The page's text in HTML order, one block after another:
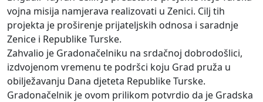
vojna misija namjerava realizovati u Zenici. Cilj tih
projekta je proširenje prijateljskih odnosa i saradnje
Zenice i Republike Turske.
Zahvalio je Gradonačelniku na srdačnoj dobrodošlici,
izdvojenom vremenu te podršci koju Grad pruža u
obilježavanju Dana djeteta Republike Turske.
Gradonačelnik je ovom prilikom potvrdio da je Gradska